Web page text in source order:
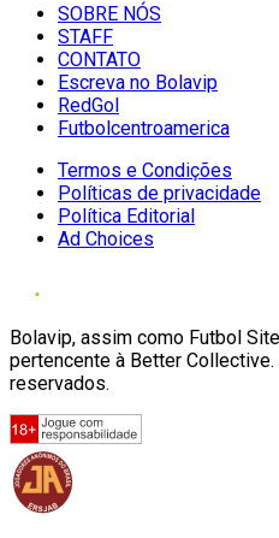
SOBRE NÓS
STAFF
CONTATO
Escreva no Bolavip
RedGol
Futbolcentroamerica
Termos e Condições
Políticas de privacidade
Política Editorial
Ad Choices
Bolavip, assim como Futbol
pertencente à Better
reservados.